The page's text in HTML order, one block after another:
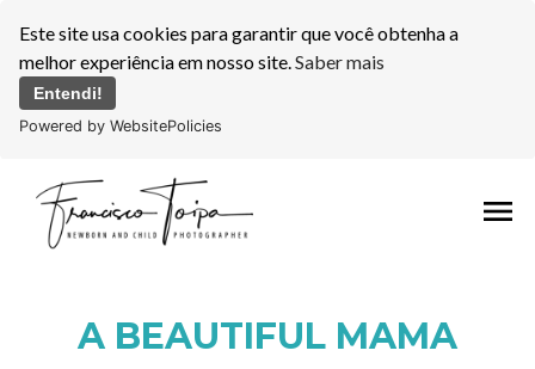
Este site usa cookies para garantir que você obtenha a
melhor experiência em nosso site.Saber mais
Entendi!
Powered by WebsitePolicies
menu
A BEAUTIFUL MAMA